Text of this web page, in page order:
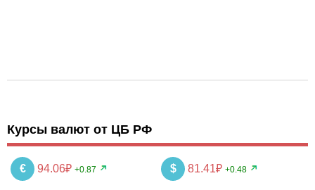
Курсы валют от ЦБ РФ
€ 94.06₽ +0.87 $ 81.41₽ +0.48